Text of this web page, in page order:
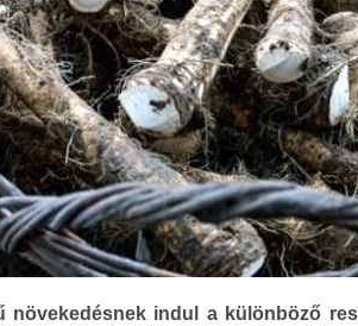
indul a különböző